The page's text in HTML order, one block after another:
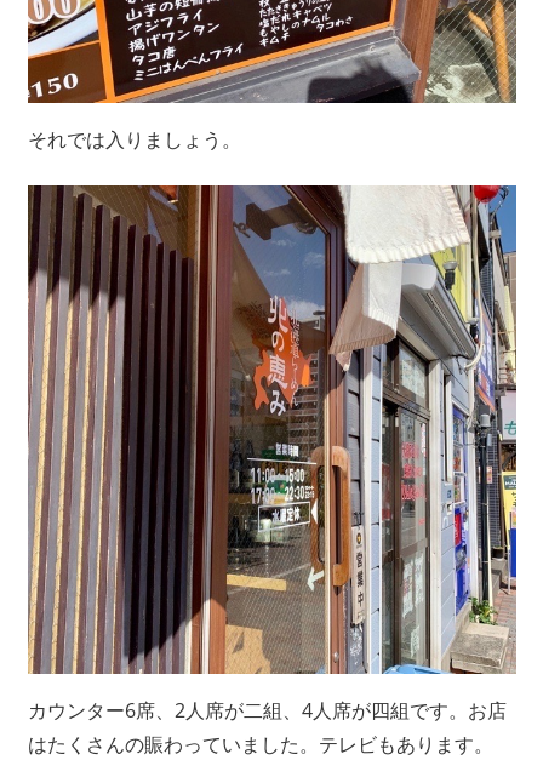
それでは入りましょう。
カウンター6席、2人席が二組、4人席が四組です。お店
はたくさんの賑わっていました。テレビもあります。